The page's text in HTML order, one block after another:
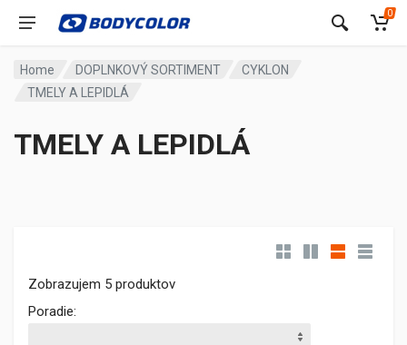
0
Home DOPLNKOVÝ SORTIMENT
CYKLON
TMELY A LEPIDLÁ
TMELY A LEPIDLÁ
Zobrazujem 5 produktov
Poradie: